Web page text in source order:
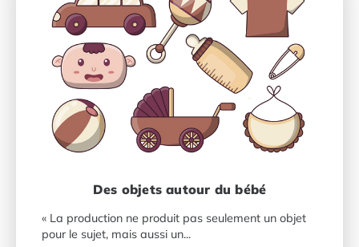
Des objets autour du bébé
« La production ne produit pas seulement un objet
pour le sujet, mais aussi un...